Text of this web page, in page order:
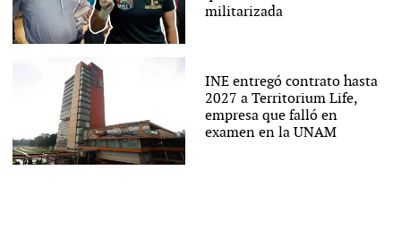
militarizada
INE entregó contrato hasta
2027 a Territorium Life,
empresa que falló en
examen en la UNAM